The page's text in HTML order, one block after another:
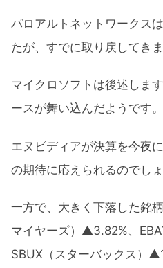
パロアルトネットワークス
たが、すでに取り戻してきま
マイクロソフトは後述しま
ースが舞い込んだようです。
エヌビディアが決算を今夜
の期待に応えられるのでしょ
一方で、大きく下落した銘
マイヤーズ）▲3.82%、
SBUX（スターバックス）